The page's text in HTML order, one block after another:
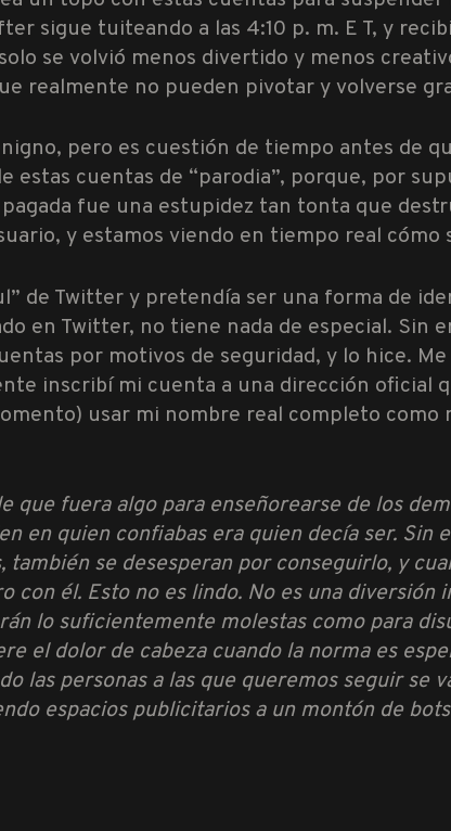
sigue tuiteando a las 4:10 p. m. E T, y
se volvió menos divertido y menos
realmente no pueden pivotar y volverse
pero es cuestión de tiempo antes de
estas cuentas de “parodia”, porque, por
fue una estupidez tan tonta que
y estamos viendo en tiempo real cómo
de Twitter y pretendía ser una forma de
en Twitter, no tiene nada de especial. Sin
por motivos de seguridad, y lo hice.
inscribí mi cuenta a una dirección oficial
usar mi nombre real completo
que fuera algo para enseñorearse de los
en quien confiabas era quien decía ser. Sin
también se desesperan por conseguirlo, y
con él. Esto no es lindo. No es una diversión
lo suficientemente molestas como para
el dolor de cabeza cuando la norma es
las personas a las que queremos seguir se
espacios publicitarios a un montón de